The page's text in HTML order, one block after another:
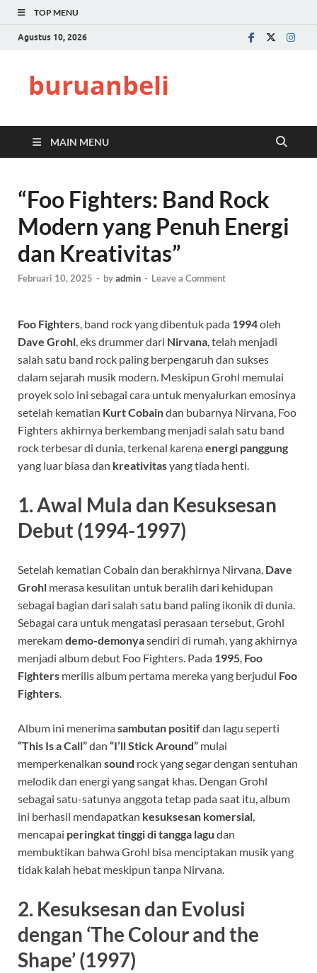
TOP MENU
Agustus 10, 2026
buruanbeli
MAIN MENU
“Foo Fighters: Band Rock
Modern yang Penuh Energi
dan Kreativitas”
Februari 10, 2025 - byadmin - Leave a Comment
Foo Fighters , band rock yang dibentuk pada 1994oleh
Dave Grohl , eks drummer dari Nirvana , telah menjadi
salah satu band rock paling berpengaruh dan sukses
dalam sejarah musik modern. Meskipun Grohl memulai
proyek solo ini sebagai cara untuk menyalurkan emosinya
setelah kematian Kurt Cobaindan bubarnya Nirvana, Foo
Fighters akhirnya berkembang menjadi salah satu band
rock terbesar di dunia, terkenal karenaenergi panggung
yang luar biasa dan kreativitasyang tiada henti.
1.Awal Mula dan Kesuksesan
Debut (1994-1997)
Setelah kematian Cobain dan berakhirnya Nirvana, Dave
Grohl merasa kesulitan untuk beralih dari kehidupan
sebagai bagian dari salah satu band paling ikonik di dunia.
Sebagai cara untuk mengatasi perasaan tersebut, Grohl
merekamdemo-demonyasendiri di rumah, yang akhirnya
menjadi album debut Foo Fighters. Pada 1995, Foo
Fighters merilis album pertama mereka yang berjudul Foo
Fighters.
Album ini menerimasambutan positifdan lagu seperti
“This Is a Call”dan “I’ll Stick Around” mulai
memperkenalkan sound rock yang segar dengan sentuhan
melodik dan energi yang sangat khas. Dengan Grohl
sebagai satu-satunya anggota tetap pada saat itu, album
ini berhasil mendapatkan kesuksesan komersial,
mencapai peringkat tinggi di tangga lagu dan
membuktikan bahwa Grohl bisa menciptakan musik yang
tidak kalah hebat meskipun tanpa Nirvana.
2. Kesuksesan dan Evolusi
dengan ‘The Colour and the
Shape’ (1997)